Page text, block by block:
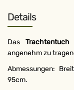
Details
DasTrachtentuch
angenehm zu
Abmessungen:
95cm.